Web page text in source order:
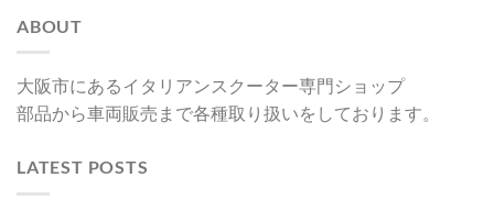
ABOUT
大阪市にあるイタリアンスクーター専門ショップ
部品から車両販売まで各種取り扱いをしております。
LATEST POSTS